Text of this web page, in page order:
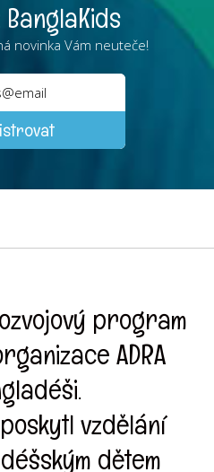
BanglaKids
novinka Vám neuteče!
program
ADRA
vzdělání
dětem